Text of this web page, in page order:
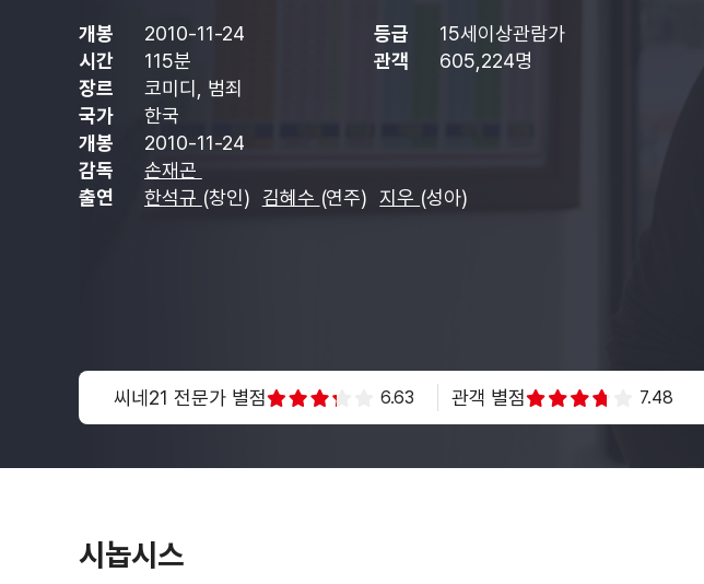
개봉 2010-11-24 등급
15세이상관람가
시간
115분 관객
605,224명
장르
코미디, 범죄
국가
한국
개봉
2010-11-24
감독
손재곤
출연
한석규 (창인) 김혜수 (연주) 지우 (성아)
씨네21 전문가 별점 6.63 관객 별점 7.48
시놉시스